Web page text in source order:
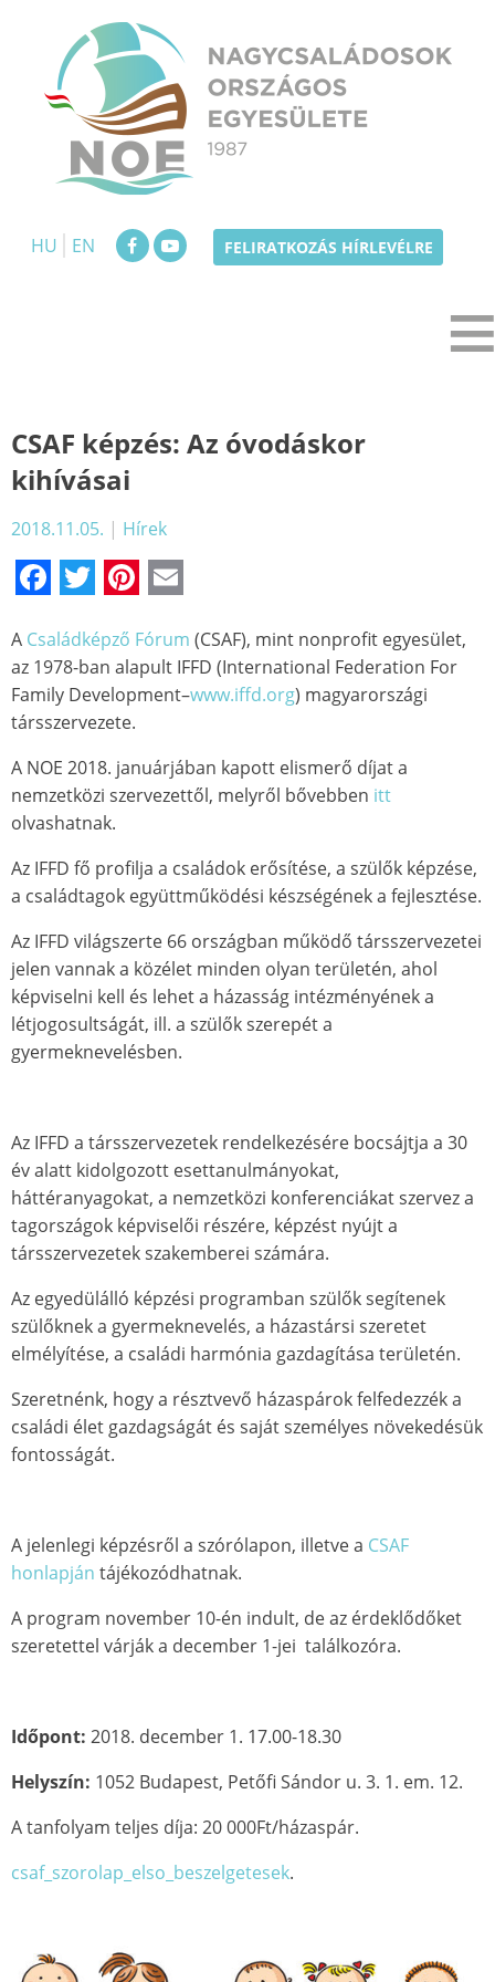
content
HU
EN FELIRATKOZÁS HÍRLEVÉLRE
CSAF képzés: Az óvodáskor
kihívásai
2018.11.05. | Hírek
Facebook
TwitterPinterest
A Családképző Fórum (CSAF), mint nonprofit egyesület,
az 1978-ban alapult IFFD (International Federation For
Family Development–www.iffd.org) magyarországi
társszervezete.
A NOE 2018. januárjában kapott elismerő díjat a
nemzetközi szervezettől, melyről bővebben itt
olvashatnak.
Az IFFD fő profilja a családok erősítése, a szülők képzése,
a családtagok együttműködési készségének a fejlesztése.
Az IFFD világszerte 66 országban működő társszervezetei
jelen vannak a közélet minden olyan területén, ahol
képviselni kell és lehet a házasság intézményének a
létjogosultságát, ill. a szülők szerepét a
gyermeknevelésben.
Az IFFD a társszervezetek rendelkezésére bocsájtja a 30
év alatt kidolgozott esettanulmányokat,
háttéranyagokat, a nemzetközi konferenciákat szervez a
tagországok képviselői részére, képzést nyújt a
társszervezetek szakemberei számára.
Az egyedülálló képzési programban szülők segítenek
szülőknek a gyermeknevelés, a házastársi szeretet
elmélyítése, a családi harmónia gazdagítása területén.
Szeretnénk, hogy a résztvevő házaspárok felfedezzék a
családi élet gazdagságát és saját személyes növekedésük
fontosságát.
A jelenlegi képzésről a szórólapon, illetve a CSAF
honlapján tájékozódhatnak.
A program november 10-én indult, de az érdeklődőket
szeretettel várják a december 1-jei találkozóra.
Időpont: 2018. december 1. 17.00-18.30
Helyszín: 1052 Budapest, Petőfi Sándor u. 3. 1. em. 12.
A tanfolyam teljes díja: 20 000Ft/házaspár.
csaf_szorolap_elso_beszelgetesek.